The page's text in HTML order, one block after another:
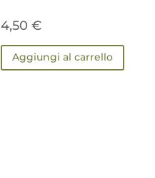
4,50€
Aggiungi al carrello